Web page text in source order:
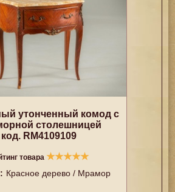
утонченный комод с
столешницей
код. RM4109109
товара ★★★★★
Красное дерево / Мрамор